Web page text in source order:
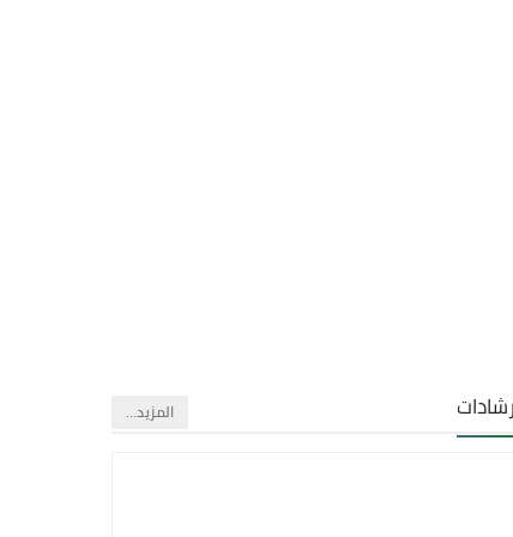
‏المزيد…